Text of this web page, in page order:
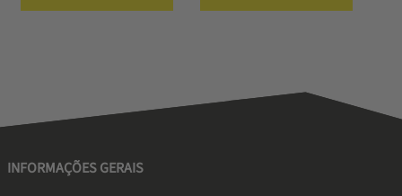
INFORMAÇÕES GERAIS